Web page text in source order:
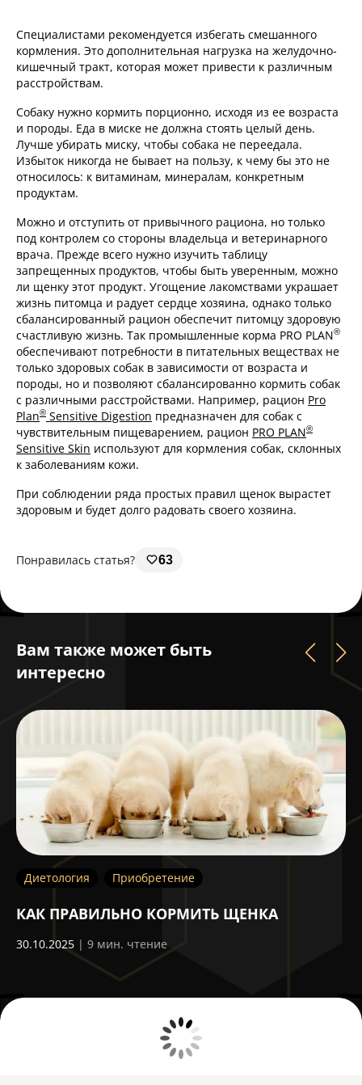
Специалистами рекомендуется избегать смешанного
кормления. Это дополнительная нагрузка на желудочно-
кишечный тракт, которая может привести к различным
расстройствам.
Собаку нужно кормить порционно, исходя из ее возраста
и породы. Еда в миске не должна стоять целый день.
Лучше убирать миску, чтобы собака не переедала.
Избыток никогда не бывает на пользу, к чему бы это не
относилось: к витаминам, минералам, конкретным
продуктам.
Можно и отступить от привычного рациона, но только
под контролем со стороны владельца и ветеринарного
врача. Прежде всего нужно изучить таблицу
запрещенных продуктов, чтобы быть уверенным, можно
ли щенку этот продукт. Угощение лакомствами украшает
жизнь питомца и радует сердце хозяина, однако только
сбалансированный рацион обеспечит питомцу здоровую
счастливую жизнь. Так промышленные корма PRO PLAN®
обеспечивают потребности в питательных веществах не
только здоровых собак в зависимости от возраста и
породы, но и позволяют сбалансированно кормить собак
с различными расстройствами. Например, рацион Pro
Plan® Sensitive Digestion предназначен для собак с
чувствительным пищеварением, рацион PRO PLAN®
Sensitive Skin используют для кормления собак, склонных
к заболеваниям кожи.
При соблюдении ряда простых правил щенок вырастет
здоровым и будет долго радовать своего хозяина.
Понравилась статья? 63
Вам также может быть
интересно
Диетология Приобретение
КАК ПРАВИЛЬНО КОРМИТЬ ЩЕНКА
30.10.2025 | 9 мин. чтение